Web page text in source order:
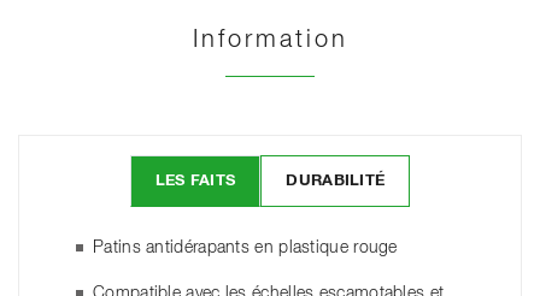
Information
LES FAITS DURABILITÉ
Patins antidérapants en plastique rouge